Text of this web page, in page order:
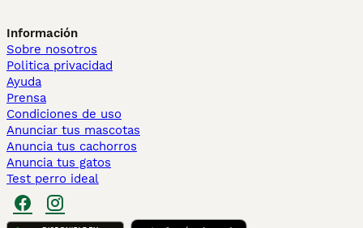
Información
Sobre nosotros
Politica privacidad
Ayuda
Prensa
Condiciones de uso
Anunciar tus mascotas
Anuncia tus cachorros
Anuncia tus gatos
Test perro ideal